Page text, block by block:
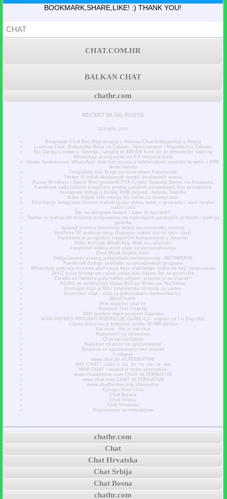
BOOKMARK,SHARE,LIKE! :) THANK YOU!
CHAT
CHAT.COM.HR
BALKAN CHAT
chathr.com
RECENT BLOG POSTS
#chathr.com
Besplatan Chat Bez Registracije | Aktivna Chat Brbljaonica u Regiji
Ludnica Chat: Balkanska Meka za Zabavu, Upoznavanje i Neprekidnu Zabavu
Sin Garyja Linekera, George, zaradio je 400.000 funti jer je tehnološki start-up
WhatsApp procijenjen na 5,5 milijuna funti
Ovako funkcionira: WhatsApp chat bez unosa u telefonskom imeniku Izravno s DPA
News kanala
Tinejdžere nije briga za nove mjere Facebooka
Twitter ili težak ekonomski model društvenih mreža
Russo Brothers i David Weil postavili FTX Crypto Scandal Series na Amazonu
Facebook sada račune tinejdžera prema zadanim postavkama čini privatnima
Instagram vrtlog o bivšoj BVB zvijezdi Jadonu Sanchu
Kako vidjeti više onoga što želite na Instagramu
Ažuriranje Telegrama donosi transkripciju videa, teme u grupama i novi mračni
način rada
Što su telegram botovi i kako ih koristiti?
Twitter bi trebao 64 milijuna pretplatnika da nadomjesti postojeće prihode i pokrije
gubitke
SpaceX planira lansiranje tereta na svemirsku stanicu
YouTube TV vraća pristup Disneyju nakon što se spor riješi
Facebook je proglašen najgorom kompanijom u Americi
Kako koristiti WhatsApp Web na računalu
Facebook testira nove alate za personalizaciju
Elon Musk čestita Astri
Otključavanje pravog potencijala metaverzuma - METAVERSE
Facebook dodaje značajke za unovčavanje grupama
WhatsApp pokreće tri nova ažuriranja koja olakšavaju način na koji razgovarate
JAY-Z briše Instagram račun jedan dan nakon što se pridružio
Zarada na Twitteru pala nakon objave, vrijeme je za ulazak?
AC/DC se pridružuje klubu Billion Views na YouTubeu
Doznajte koja je NAJ internetska stranica za samce
Anonimni chat - chat za jednostavnu komunikaciju.
MiniChatHr
Prvi mobilni chat hr
Random Text Chat Hr
3000 godina stara povijest Zagreba
NOVI POTRES POGODIO PODRUČJE GLINE 4,2 - osjetio se i u Zagrebu
Cijena bitcoina je trenutno preko 50.000 dolara
Xat.com - što je xat chat
Razgovori sa strancima
Chat za čavrljanje
Najbolje stranice za upoznavanje
Stranica za upoznavanje bez prijave
Časkanje
www.chat.de ALTERNATIVE
XAT CHAT • sobe u .ba .hr .rs .me .si .mk
MINI CHAT • minichat sobe alternativa
www.chatavenue.com CHAT ALTERNATIVE
www.chat.com CHAT ALTERNATIVE
www.chatforfree.org alternative
Europe Free Chat
Chat Bosna
Chat Srbija
Chat Hrvatska
Dopisivanje sa simpatijom
chathr.com
Chat
Chat Hrvatska
Chat Srbija
Chat Bosna
chathr.com